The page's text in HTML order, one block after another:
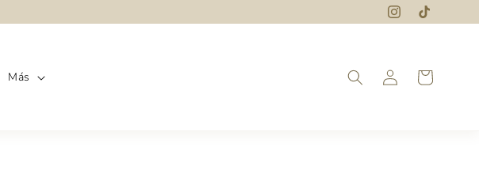
Más
Iniciar
sesión
Carrito